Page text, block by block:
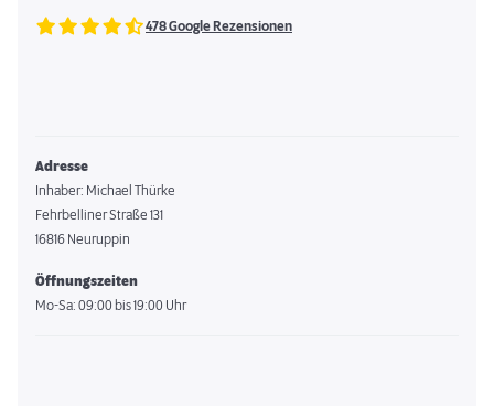
478 Google Rezensionen
Adresse
Inhaber: Michael Thürke
Fehrbelliner Straße 131
16816 Neuruppin
Öffnungszeiten
Mo-Sa: 09:00 bis 19:00 Uhr